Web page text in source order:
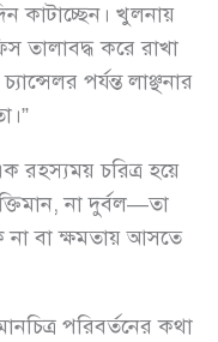
কাটাচ্ছেন। খুলনায়
তালাবদ্ধ করে রাখা
পর্যন্ত লাঞ্ছনার
রহস্যময় চরিত্র হয়ে
না দুর্বল—তা
না বা ক্ষমতায় আসতে
পরিবর্তনের কথা